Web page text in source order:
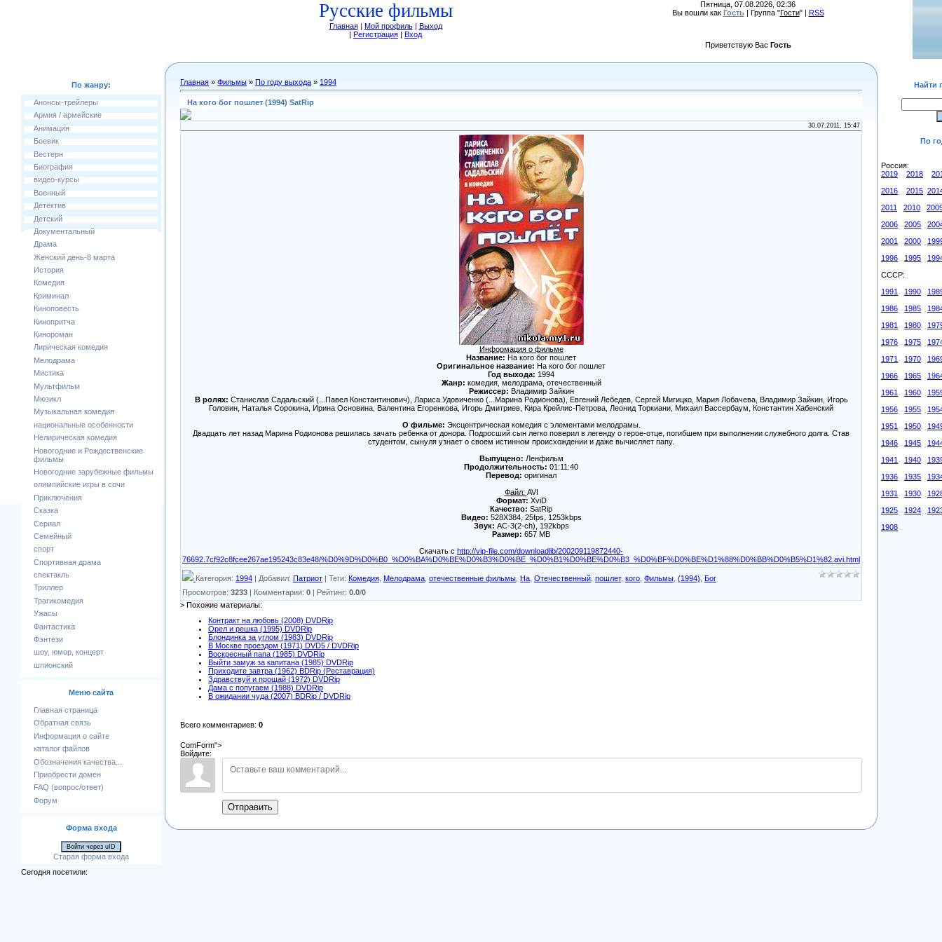
Русские фильмы
Главная| Мой профиль| Выход
| Регистрация | Вход
Пятница, 07.08.2026, 02:36
Вы вошли как Гость| Группа "Гости" | RSS
Приветствую Вас Гость
По жанру:
Анонсы-трейлеры
Армия / армейские
Анимация
Боевик
Вестерн
Биография
видео-курсы
Военный
Детектив
Детский
Документальный
Драма
Женский день-8 марта
История
Комедия
Криминал
Киноповесть
Кинопритча
Кинороман
Лирическая комедия
Мелодрама
Мистика
Мультфильм
Мюзикл
Музыкальная комедия
национальные особенности
Нелирическая комедия
Новогодние и Рождественские
фильмы
Новогодние зарубежные фильмы
олимпийские игры в сочи
Приключения
Сказка
Сериал
Семейный
спорт
Спортивная драма
спектакль
Триллер
Трагикомедия
Ужасы
Фантастика
Фэнтези
шоу, юмор, концерт
шпионский
Меню сайта
Главная страница
Обратная связь
Информация о сайте
каталог файлов
Обозначения качества...
Приобрести домен
FAQ (вопрос/ответ)
Форум
Форма входа
Войти через uID
Старая форма входа
Сегодня посетили:
Главная » Фильмы » По году выхода » 1994
На кого бог пошлет (1994) SatRip
30.07.2011, 15:47
Информация о фильме
Название: На кого бог пошлет
Оригинальное название: На кого бог пошлет
Год выхода: 1994
Жанр: комедия, мелодрама, отечественный
Режиссер: Владимир Зайкин
В ролях: Станислав Садальский (...Павел Константинович), Лариса Удовиченко (...Марина Родионова), Евгений Лебедев, Сергей Мигицко, Мария Лобачева, Владимир Зайкин, Игорь
Головин, Наталья Сорокина, Ирина Основина, Валентина Егоренкова, Игорь Дмитриев, Кира Крейлис-Петрова, Леонид Торкиани, Михаил Вассербаум, Константин Хабенский
О фильме: Эксцентрическая комедия с элементами мелодрамы.
Двадцать лет назад Марина Родионова решилась зачать ребенка от донора. Подросший сын легко поверил в легенду о герое-отце, погибшем при выполнении служебного долга. Став
студентом, сынуля узнает о своем истинном происхождении и даже вычисляет папу.
Выпущено: Ленфильм
Продолжительность: 01:11:40
Перевод: оригинал
Файл: AVI
Формат: XviD
Качество: SatRip
Видео: 528X384, 25fps, 1253kbps
Звук: AC-3(2-ch), 192kbps
Размер: 657 MB
Скачать с http://vip-file.com/downloadlib/200209119872440-
76692.7cf92c8fcee267ae195243c83e48/%D0%9D%D0%B0_%D0%BA%D0%BE%D0%B3%D0%BE_%D0%B1%D0%BE%D0%B3_%D0%BF%D0%BE%D1%88%D0%BB%D0%B5%D1%82.avi.html
Категория: 1994 | Добавил: Патриот | Теги: Комедия Мелодрама отечественные фильмы На Отечественный пошлет, кого Фильмы (1994) Бог
Просмотров: 3233 | Комментарии: 0 | Рейтинг: 0.0/0
> Похожие материалы:
Контракт на любовь (2008) DVDRip
Орел и решка (1995) DVDRip
Блондинка за углом (1983) DVDRip
В Москве проездом (1971) DVD5 / DVDRip
Воскресный папа (1985) DVDRip
Выйти замуж за капитана (1985) DVDRip
Приходите завтра (1962) BDRip (Реставрация)
Здравствуй и прощай (1972) DVDRip
Дама с попугаем (1988) DVDRip
В ожидании чуда (2007) BDRip / DVDRip
Всего комментариев: 0
ComForm">
Войдите:
Отправить
Найти
По
Россия:
2019
2018
2016
2015
2011
2010
2006
2005
2001
2000
1996
1995
СССР:
1991
1990
1986
1985
1981
1980
1976
1975
1971
1970
1966
1965
1961
1960
1956
1955
1951
1950
1946
1945
1941
1940
1936
1935
1931
1930
1925
1924
1908